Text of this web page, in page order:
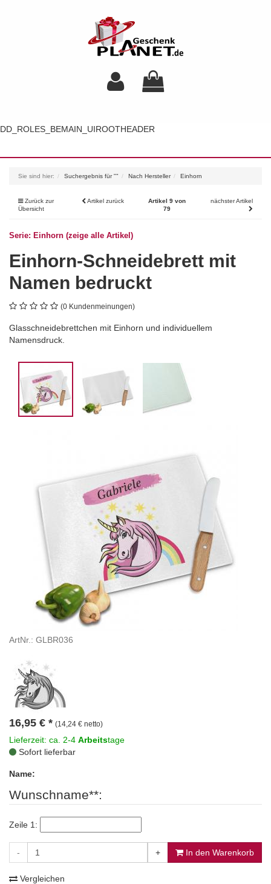
DD_ROLES_BEMAIN_UIROOTHEADER
Sie sind hier: Suchergebnis für "" Nach Hersteller Einhorn
Zurück zur
Übersicht
Artikel zurück
Artikel 9 von
79
nächster Artikel
Serie: Einhorn (zeige alle Artikel)
Einhorn-Schneidebrett mit
Namen bedruckt
(0 Kundenmeinungen)
Glasschneidebrettchen mit Einhorn und individuellem
Namensdruck.
ArtNr.: GLBR036
16,95 € * (14,24 € netto)
Lieferzeit: ca. 2-4 Arbeitstage
Sofort lieferbar
Name:
Wunschname**:
Zeile 1:
- + In den Warenkorb
Vergleichen